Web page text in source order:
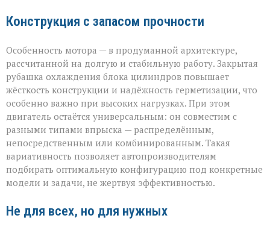
Конструкция с запасом прочности
Особенность мотора — в продуманной архитектуре,
рассчитанной на долгую и стабильную работу. Закрытая
рубашка охлаждения блока цилиндров повышает
жёсткость конструкции и надёжность герметизации, что
особенно важно при высоких нагрузках. При этом
двигатель остаётся универсальным: он совместим с
разными типами впрыска — распределённым,
непосредственным или комбинированным. Такая
вариативность позволяет автопроизводителям
подбирать оптимальную конфигурацию под конкретные
модели и задачи, не жертвуя эффективностью.
Не для всех, но для нужных